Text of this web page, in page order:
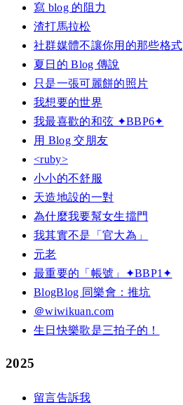
寫 blog 的阻力
渣打馬拉松
社群媒體不讓你用的那些格式
夏日的 Blog 傳說
只是一張可麗餅的照片
我想要的世界
我最喜歡的和弦 ✦BBP6✦
用 Blog 交朋友
<ruby>
小小的不舒服
天造地設的一對
為什麼我要幫女生擋門
我其實不是「官大為」
元老
最重要的「帳號」✦BBP1✦
BlogBlog 同樂會：推坑
＠wiwikuan.com
生日快樂歌是三拍子的！
2025
留言告訴我